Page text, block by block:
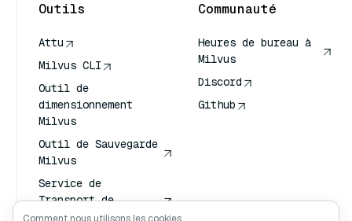
Outils
Attu
Milvus CLI
Outil de
dimensionnement
Milvus
Outil de Sauvegarde
Milvus
Service de
Transport de
Vecteurs (VTS)
Communauté
Heures de bureau à
Milvus
Discord
Github